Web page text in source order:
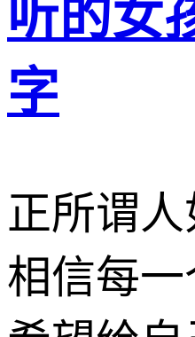
听的女
字
正所谓人
相信每